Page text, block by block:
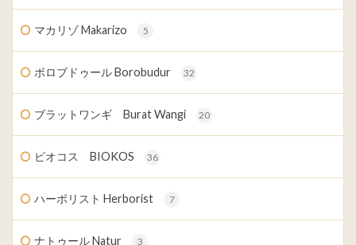
マカリゾ Makarizo 5
ボロブドゥール Borobudur 32
ブラットワンギ Burat Wangi 20
ビオコス BIOKOS 36
ハーボリスト Herborist 7
ナトゥール Natur 3